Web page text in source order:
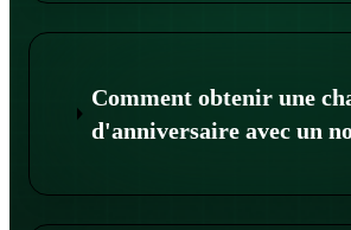
Comment obtenir une
d'anniversaire avec un